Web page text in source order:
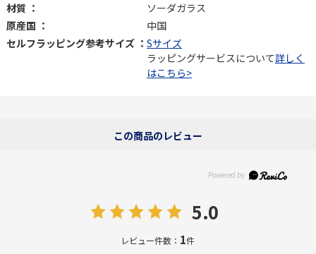
材質 ：
ソーダガラス
原産国 ：
中国
セルフラッピング参考サイズ ： Sサイズ
ラッピングサービスについて詳しく
はこちら>
この商品のレビュー
5.0
レビュー件数： 1件